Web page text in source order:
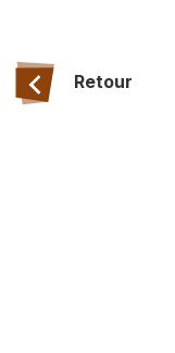
Retour